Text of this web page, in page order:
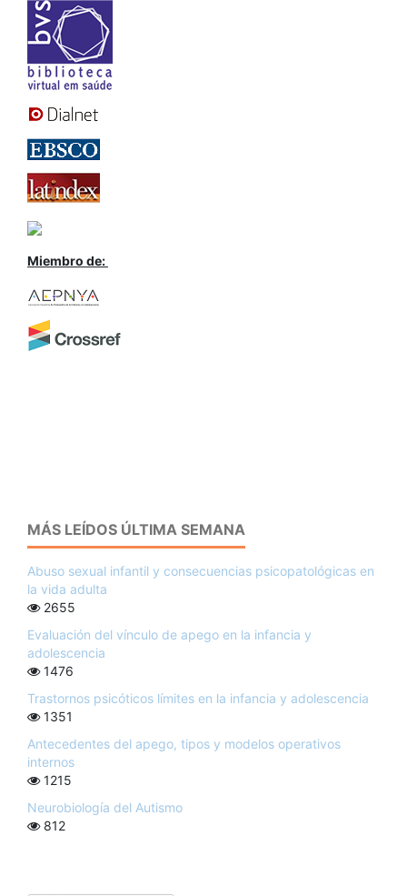
Miembro de:
MÁS LEÍDOS ÚLTIMA SEMANA
Abuso sexual infantil y consecuencias psicopatológicas en
la vida adulta
2655
Evaluación del vínculo de apego en la infancia y
adolescencia
1476
Trastornos psicóticos límites en la infancia y adolescencia
1351
Antecedentes del apego, tipos y modelos operativos
internos
1215
Neurobiología del Autismo
812